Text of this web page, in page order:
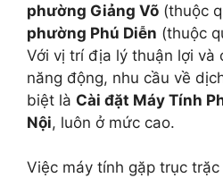
phường Giảng Võ (thuộc
phường Phú Diễn (thuộc
Với vị trí địa lý thuận lợi và
năng động, nhu cầu về
biệt là Cài đặt Máy Tính
Nội, luôn ở mức cao.
Việc máy tính gặp trục